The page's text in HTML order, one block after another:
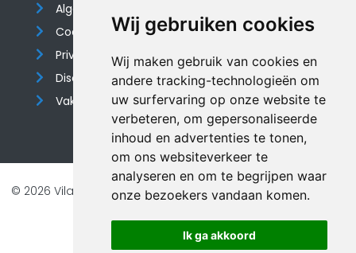
Wij gebruiken cookies
Wij maken gebruik van cookies en
andere tracking-technologieën om
uw surfervaring op onze website te
verbeteren, om gepersonaliseerde
inhoud en advertenties te tonen,
om ons websiteverkeer te
analyseren en om te begrijpen waar
onze bezoekers vandaan komen.
Ik ga akkoord
Algemene voorwaarden
Cookieverklaring
Privacyverklaring
Disclaimer
Vakantiehuis website
© 2026 Vilando Vakantiehuizen |Website door FalcoTravel